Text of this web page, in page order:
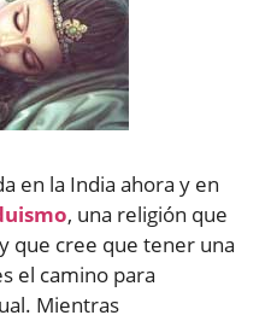
en la India ahora y en
, una religión que
que cree que tener una
el camino para
Mientras